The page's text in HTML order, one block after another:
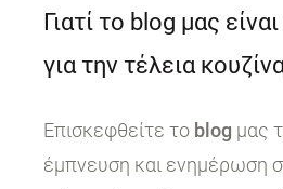
Γιατί το blog μας
για την τέλεια
Επισκεφθείτε το blog μας
έμπνευση και ενημέρωση